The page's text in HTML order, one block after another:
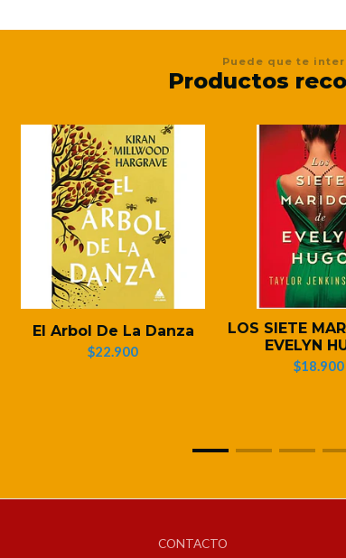
Puede que te
Productos
El Arbol De La Danza
$22.900
LOS SIETE
EVELYN
$18.900
CONTACTO